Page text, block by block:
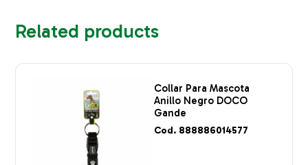
Related products
Collar Para Mascota
Anillo Negro DOCO
Gande
Cod. 888886014577